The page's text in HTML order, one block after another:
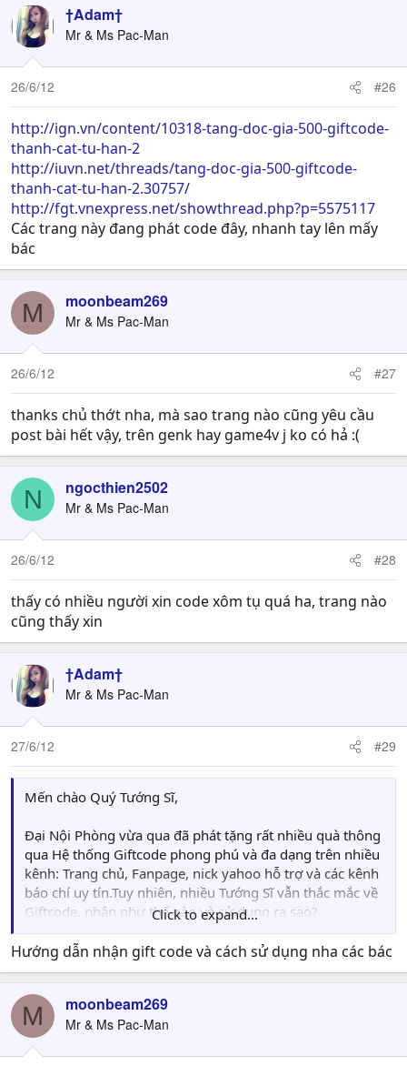
†Adam†
Mr & Ms Pac-Man
26/6/12 #26
http://ign.vn/content/10318-tang-doc-gia-500-giftcode-
thanh-cat-tu-han-2
http://iuvn.net/threads/tang-doc-gia-500-giftcode-
thanh-cat-tu-han-2.30757/
http://fgt.vnexpress.net/showthread.php?p=5575117
Các trang này đang phát code đây, nhanh tay lên mấy
bác
M moonbeam269
Mr & Ms Pac-Man
26/6/12 #27
thanks chủ thớt nha, mà sao trang nào cũng yêu cầu
post bài hết vậy, trên genk hay game4v j ko có hả :(
N ngocthien2502
Mr & Ms Pac-Man
26/6/12 #28
thấy có nhiều người xin code xôm tụ quá ha, trang nào
cũng thấy xin
†Adam†
Mr & Ms Pac-Man
27/6/12 #29
Mến chào Quý Tướng Sĩ,
Đại Nội Phòng vừa qua đã phát tặng rất nhiều quà thông
qua Hệ thống Giftcode phong phú và đa dạng trên nhiều
kênh: Trang chủ, Fanpage, nick yahoo hỗ trợ và các kênh
báo chí uy tín.Tuy nhiên, nhiều Tướng Sĩ vẫn thắc mắc về
Giftcode, nhận như thế nào và sử dụng ra sao?
Làm sao để nhận đủ trọn bộ 4 loại Giftcode Thành Cát Tư
Hãn 2?
- Trang chủ: 3000 Giftcode Lễ Bao Tân Thủ - Dành tặng
cho những Tướng Sĩ truy cập trang sự kiện nhanh nhất
vào lúc 10h00 ngày 28/06/2012. Thực hiện như sau:
Click to expand...
Hướng dẫn nhận gift code và cách sử dụng nha các bác
M moonbeam269
Mr & Ms Pac-Man